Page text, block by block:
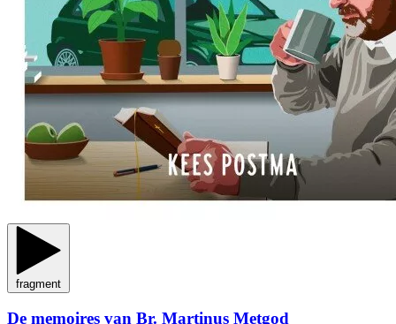
fragment
De memoires van Br. Martinus Metgod